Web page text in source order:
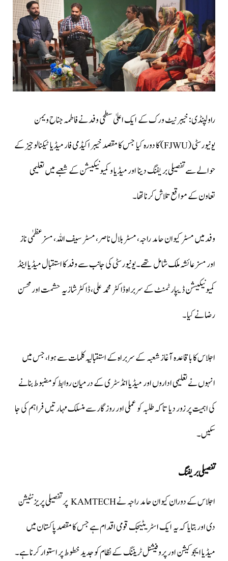
راولپنڈی: خیبر نیٹ ورک کے ایک اعلیٰ سطحی وفد نے فاطمہ جناح ویمن
یونیورسٹی (FJWU) کا دورہ کیا جس کا مقصد خیبر اکیڈمی فار میڈیا ٹیکنالوجیز کے
حوالے سے تفصیلی بریفنگ دینا اور میڈیا و کمیونیکیشن کے شعبے میں تعلیمی
تعاون کے مواقع تلاش کرنا تھا۔
وفد میں مسٹر کیوان حامد راجہ، مسٹر بلال ناصر، مسٹر سیف اللہ، مسز عظمٰی ناز
اور مسز عائشہ ملک شامل تھے۔یونیورسٹی کی جانب سے وفد کا استقبال میڈیا اینڈ
کمیونیکیشن ڈیپارٹمنٹ کے سربراہ ڈاکٹر محمد علی، ڈاکٹر شازیہ حشمت اور محسن
رضا نے کیا۔
اجلاس کا باقاعدہ آغاز شعبہ کے سربراہ کے استقبالیہ کلمات سے ہوا، جس میں
انہوں نے تعلیمی اداروں اور میڈیا انڈسٹری کے درمیان روابط کو مضبوط بنانے
کی اہمیت پر زور دیا تاکہ طلبہ کو عملی اور روزگار سے منسلک مہارتیں فراہم کی جا
سکیں۔
تفصیلی بریفنگ
اجلاس کے دوران کیوان حامد راجہ نے KAMTECH پر تفصیلی پریزنٹیشن
دی اور بتایا کہ یہ ایک اسٹریٹیجک قومی اقدام ہے جس کا مقصد پاکستان میں
میڈیا ایجوکیشن اور پروفیشنل ٹریننگ کے نظام کو جدید خطوط پر استوار کرنا ہے۔